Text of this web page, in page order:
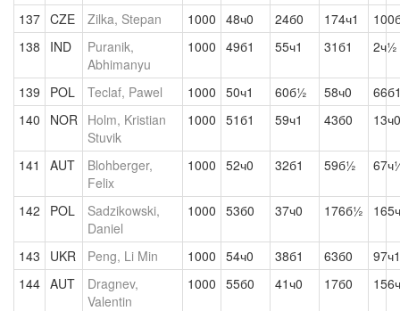
137 CZE Zilka, Stepan 1000 48ч0 24б0 174ч1
138
IND
Puranik,
Abhimanyu
1000 49б1 55ч1 31б1 2ч½
139 POL Teclaf, Pawel 1000 50ч1 60б½ 58ч0
140
NOR Holm, Kristian
Stuvik
1000 51б1 59ч1 43б0 13ч0
141 AUT
Blohberger,
Felix
1000 52ч0 32б1 59б½
142 POL
Sadzikowski,
Daniel
1000 53б0 37ч0 176б½
143 UKR Peng, Li Min 1000 54ч0 38б1 63б0
97ч1
144 AUT
Dragnev,
Valentin
1000 55б0 41ч0 17б0